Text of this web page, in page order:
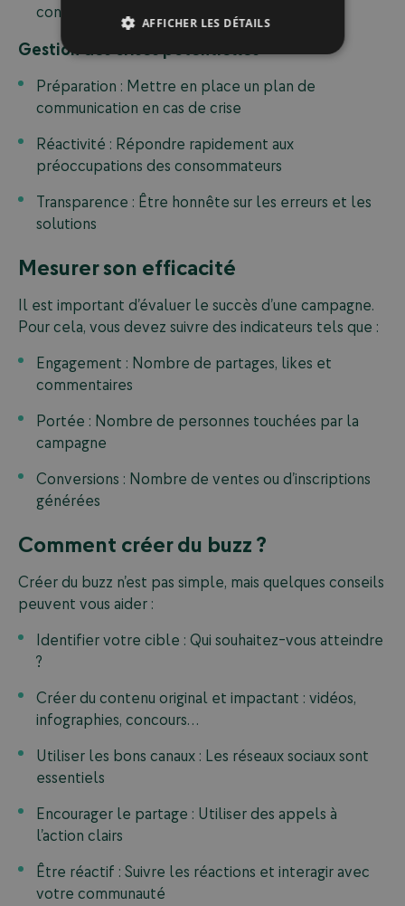
consommateurs indifférents
Gestion des crises potentielles
Préparation : Mettre en place un plan de
communication en cas de crise
Réactivité : Répondre rapidement aux
préoccupations des consommateurs
Transparence : Être honnête sur les erreurs et les
solutions
Mesurer son efficacité
Il est important d’évaluer le succès d’une campagne.
Pour cela, vous devez suivre des indicateurs tels que :
Engagement : Nombre de partages, likes et
commentaires
Portée : Nombre de personnes touchées par la
campagne
Conversions : Nombre de ventes ou d’inscriptions
générées
Comment créer du buzz ?
Créer du buzz n’est pas simple, mais quelques conseils
peuvent vous aider :
Identifier votre cible : Qui souhaitez-vous atteindre
?
Créer du contenu original et impactant : vidéos,
infographies, concours…
Utiliser les bons canaux : Les réseaux sociaux sont
essentiels
Encourager le partage : Utiliser des appels à
l’action clairs
Être réactif : Suivre les réactions et interagir avec
votre communauté
AFFICHER LES DÉTAILS